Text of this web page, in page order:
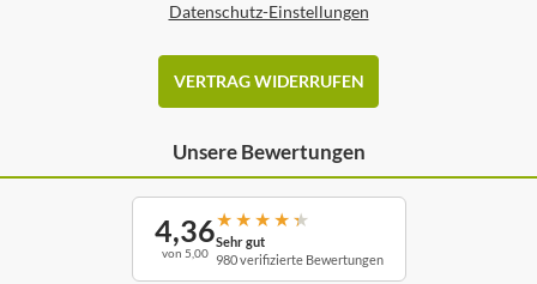
Datenschutz-Einstellungen
VERTRAG WIDERRUFEN
Unsere Bewertungen
4,36
von 5,00
★ ★ ★ ★ ★
Sehr gut
980 verifizierte Bewertungen